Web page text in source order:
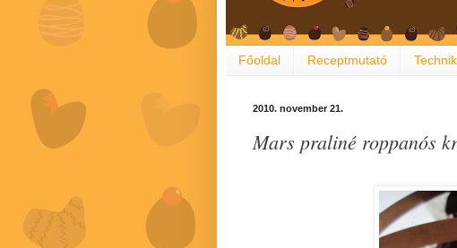
Főoldal Receptmutató
2010. november 21.
Mars praliné roppanós